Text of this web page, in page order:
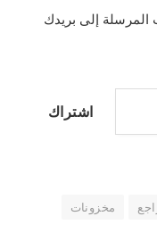
إلى بريدك
اشتراك
مخزونات